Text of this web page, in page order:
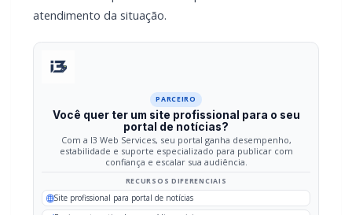
Apesar dos danos registrados no veículo, o condutor não
ficou ferido.
transbordo da carga de carne que estava no veículo
tombado.
Uma equipe da Guarda Municipal esteve no local para
atender a ocorrência e sinalizar o trecho.